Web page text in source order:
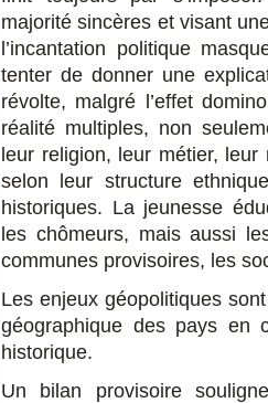
majorité sincères et visant
l’incantation politique
tenter de donner une
révolte, malgré l’effet
réalité multiples, non
leur religion, leur métier,
selon leur structure
historiques. La jeunesse
les chômeurs, mais aussi
communes provisoires, les
Les enjeux géopolitiques
géographique des pays en
historique.
Un bilan provisoire